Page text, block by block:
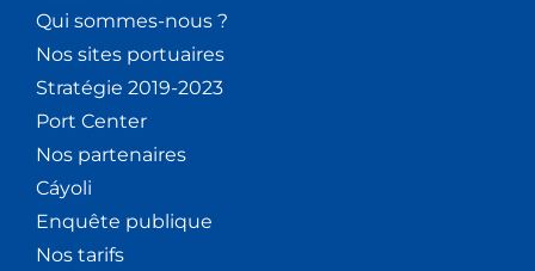
Qui sommes-nous ?
Nos sites portuaires
Stratégie 2019-2023
Port Center
Nos partenaires
Cáyoli
Enquête publique
Nos tarifs